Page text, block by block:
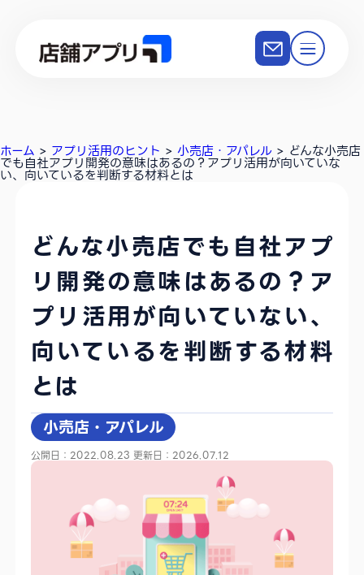
ホーム > アプリ活用のヒント > 小売店・アパレル > どんな小売店
でも自社アプリ開発の意味はあるの？アプリ活用が向いていな
い、向いているを判断する材料とは
どんな小売店でも自社アプ
リ開発の意味はあるの？ア
プリ活用が向いていない、
向いているを判断する材料
とは
小売店・アパレル
公開日：2022.08.23 更新日：2026.07.12